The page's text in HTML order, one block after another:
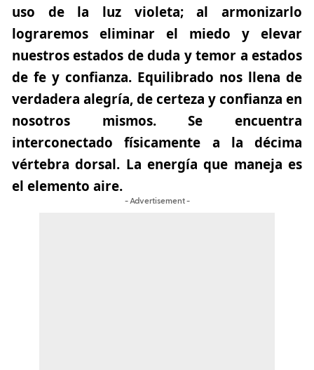
uso de la luz violeta; al armonizarlo
lograremos eliminar el miedo y elevar
nuestros estados de duda y temor a estados
de fe y confianza. Equilibrado nos llena de
verdadera alegría, de certeza y confianza en
nosotros mismos. Se encuentra
interconectado físicamente a la décima
vértebra dorsal. La energía que maneja es
el elemento aire.
- Advertisement -